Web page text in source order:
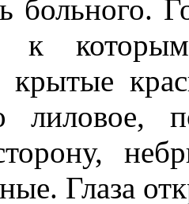
больного.
к
крытые
лиловое,
Глаза